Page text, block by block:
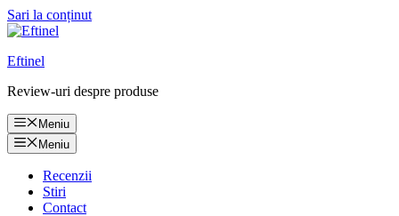
Sari la conținut
Eftinel
Review-uri despre produse
Meniu
Meniu
Recenzii
Stiri
Contact